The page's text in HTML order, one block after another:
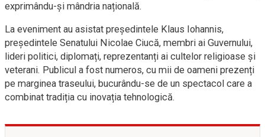
exprimându-și mândria națională.
La eveniment au asistat președintele Klaus Iohannis,
președintele Senatului Nicolae Ciucă, membri ai Guvernului,
lideri politici, diplomați, reprezentanți ai cultelor religioase și
veterani. Publicul a fost numeros, cu mii de oameni prezenți
pe marginea traseului, bucurându-se de un spectacol care a
combinat tradiția cu inovația tehnologică.